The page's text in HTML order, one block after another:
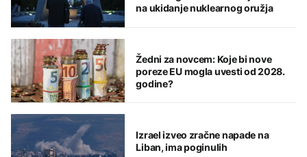
na ukidanje nuklearnog oružja
Žedni za novcem: Koje bi nove
poreze EU mogla uvesti od 2028.
godine?
Izrael izveo zračne napade na
Liban, ima poginulih